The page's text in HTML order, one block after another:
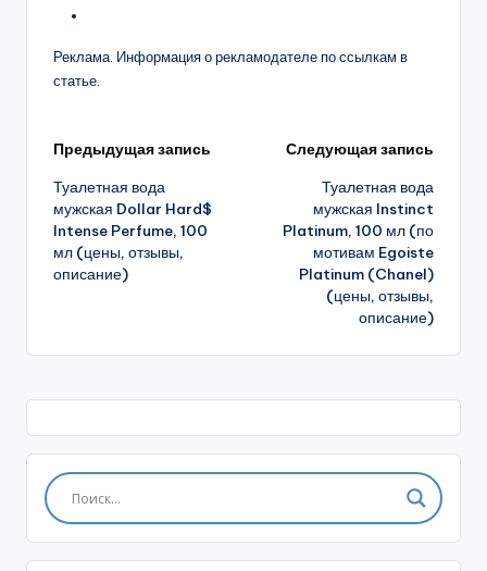
Реклама. Информация о рекламодателе по ссылкам в
статье.
Навигация
записи
Предыдущая запись
Туалетная вода
мужская Dollar Hard$
Intense Perfume, 100
мл (цены, отзывы,
описание)
Следующая запись
Туалетная вода
мужская Instinct
Platinum, 100 мл (по
мотивам Egoiste
Platinum (Chanel)
(цены, отзывы,
описание)